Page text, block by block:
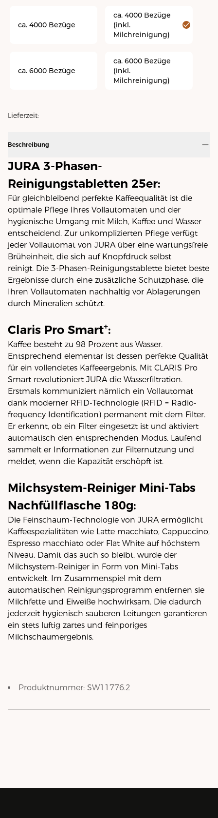
ca. 4000 Bezüge
ca. 4000 Bezüge
(inkl.
Milchreinigung)
ca. 6000 Bezüge
ca. 6000 Bezüge
(inkl.
Milchreinigung)
Lieferzeit:
Beschreibung
JURA 3-Phasen-
Reinigungstabletten 25er:
Für gleichbleibend perfekte Kaffeequalität ist die
optimale Pflege Ihres Vollautomaten und der
hygienische Umgang mit Milch, Kaffee und Wasser
entscheidend. Zur unkomplizierten Pflege verfügt
jeder Vollautomat von JURA über eine wartungsfreie
Brüheinheit, die sich auf Knopfdruck selbst
reinigt. Die 3-Phasen-Reinigungstablette bietet beste
Ergebnisse durch eine zusätzliche Schutzphase, die
Ihren Vollautomaten nachhaltig vor Ablagerungen
durch Mineralien schützt.
Claris Pro Smart+:
Kaffee besteht zu 98 Prozent aus Wasser.
Entsprechend elementar ist dessen perfekte Qualität
für ein vollendetes Kaffeeergebnis. Mit CLARIS Pro
Smart revolutioniert JURA die Wasserfiltration.
Erstmals kommuniziert nämlich ein Vollautomat
dank moderner RFID-Technologie (RFID = Radio-
frequency Identification) permanent mit dem Filter.
Er erkennt, ob ein Filter eingesetzt ist und aktiviert
automatisch den entsprechenden Modus. Laufend
sammelt er Informationen zur Filternutzung und
meldet, wenn die Kapazität erschöpft ist.
Milchsystem-Reiniger Mini-Tabs
Nachfüllflasche 180g:
Die Feinschaum-Technologie von JURA ermöglicht
Kaffeespezialitäten wie Latte macchiato, Cappuccino,
Espresso macchiato oder Flat White auf höchstem
Niveau. Damit das auch so bleibt, wurde der
Milchsystem-Reiniger in Form von Mini-Tabs
entwickelt. Im Zusammenspiel mit dem
automatischen Reinigungsprogramm entfernen sie
Milchfette und Eiweiße hochwirksam. Die dadurch
jederzeit hygienisch sauberen Leitungen garantieren
ein stets luftig zartes und feinporiges
Milchschaumergebnis.
Produktnummer: SW11776.2